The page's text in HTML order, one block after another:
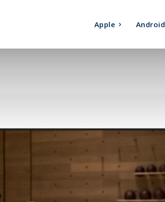
Apple Android